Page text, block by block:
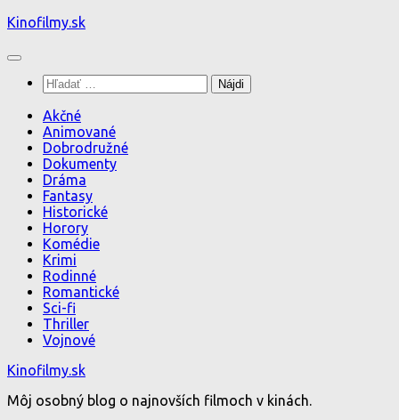
Preskočiť
obsah
Kinofilmy.sk
Hľadať:
Akčné
Animované
Dobrodružné
Dokumenty
Dráma
Fantasy
Historické
Horory
Komédie
Krimi
Rodinné
Romantické
Sci-fi
Thriller
Vojnové
Kinofilmy.sk
Môj osobný blog o najnovších filmoch v kinách.